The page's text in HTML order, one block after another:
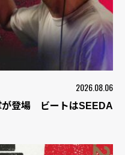
2026.08.06
が登場 ビートはSEEDA